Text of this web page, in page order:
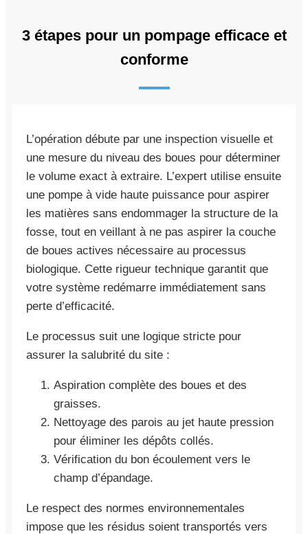
3 étapes pour un pompage efficace et
conforme
L’opération débute par une inspection visuelle et
une mesure du niveau des boues pour déterminer
le volume exact à extraire. L’expert utilise ensuite
une pompe à vide haute puissance pour aspirer
les matières sans endommager la structure de la
fosse, tout en veillant à ne pas aspirer la couche
de boues actives nécessaire au processus
biologique. Cette rigueur technique garantit que
votre système redémarre immédiatement sans
perte d’efficacité.
Le processus suit une logique stricte pour
assurer la salubrité du site :
Aspiration complète des boues et des
graisses.
Nettoyage des parois au jet haute pression
pour éliminer les dépôts collés.
Vérification du bon écoulement vers le
champ d’épandage.
Le respect des normes environnementales
impose que les résidus soient transportés vers